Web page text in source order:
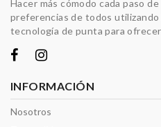
Hacer más cómodo cada paso
preferencias de todos
tecnología de punta para
INFORMACIÓN
Nosotros